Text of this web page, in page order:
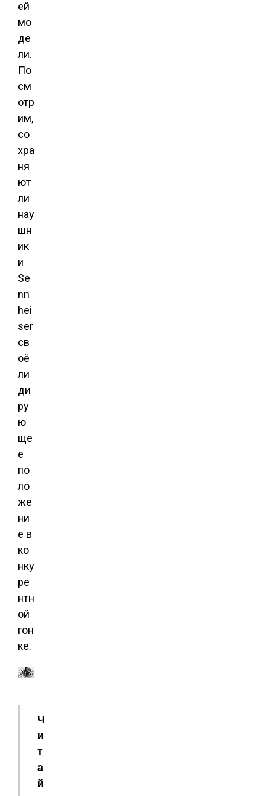
ей
мо
де
ли.
По
см
отр
им,
со
хра
ня
ют
ли
нау
шн
ик
и
Se
nn
hei
ser
св
оё
ли
ди
ру
ю
ще
е
по
ло
же
ни
е в
ко
нку
ре
нтн
ой
гон
ке.
Ч
и
т
а
й